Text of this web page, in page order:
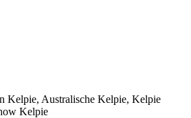
Kelpie, Australische Kelpie, Kelpie
Kelpie